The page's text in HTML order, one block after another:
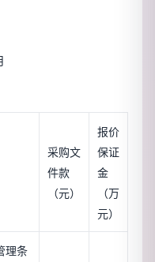
采购文
件款
（元）
报价
保证
金
（万
元）
理条